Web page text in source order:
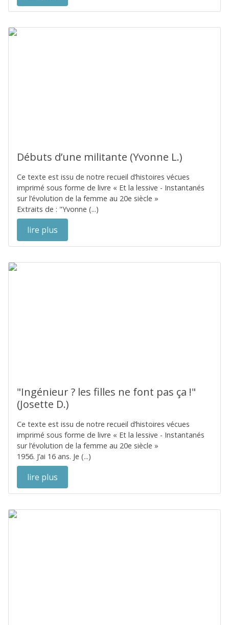
Débuts d’une militante (Yvonne L.)
Ce texte est issu de notre recueil d’histoires vécues
imprimé sous forme de livre « Et la lessive - Instantanés
sur l’évolution de la femme au 20e siècle »
Extraits de : "Yvonne (...)
lire plus
"Ingénieur ? les filles ne font pas ça !"
(Josette D.)
Ce texte est issu de notre recueil d’histoires vécues
imprimé sous forme de livre « Et la lessive - Instantanés
sur l’évolution de la femme au 20e siècle »
1956. J’ai 16 ans. Je (...)
lire plus